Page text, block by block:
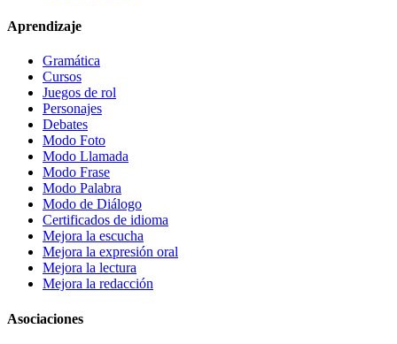
Aprendizaje
Gramática
Cursos
Juegos de rol
Personajes
Debates
Modo Foto
Modo Llamada
Modo Frase
Modo Palabra
Modo de Diálogo
Certificados de idioma
Mejora la escucha
Mejora la expresión oral
Mejora la lectura
Mejora la redacción
Asociaciones